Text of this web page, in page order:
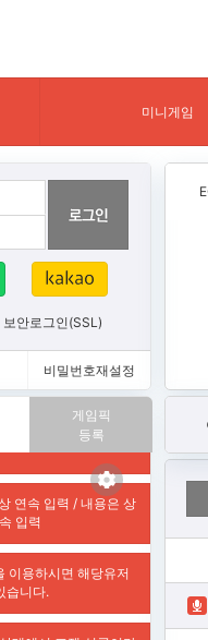
미니게임
보안로그인(SSL)
비밀번호재설정
게임픽
등록